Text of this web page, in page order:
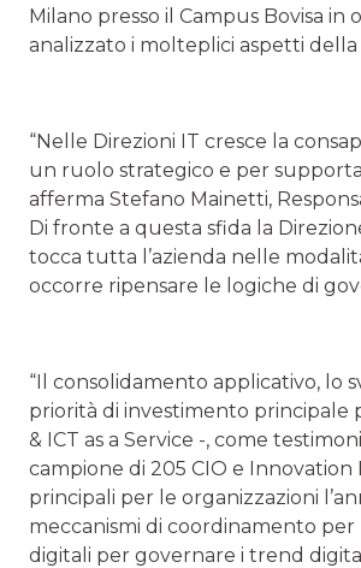
Milano presso il Campus Bovisa in
analizzato i molteplici aspetti
“Nelle Direzioni IT cresce la
un ruolo strategico e per
afferma Stefano Mainetti,
Di fronte a questa sfida la
tocca tutta l’azienda nelle
occorre ripensare le logiche di
“Il consolidamento applicativo, lo
priorità di investimento principale
& ICT as a Service -, come
campione di 205 CIO e
principali per le organizzazioni
meccanismi di coordinamento
digitali per governare i trend